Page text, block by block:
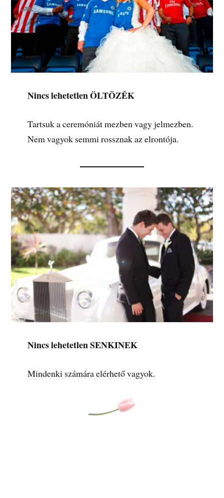
Nincs lehetetlen ÖLTÖZÉK
Tartsuk a ceremóniát mezben vagy jelmezben.
Nem vagyok semmi rossznak az elrontója.
Nincs lehetetlen SENKINEK
Mindenki számára elérhető vagyok.